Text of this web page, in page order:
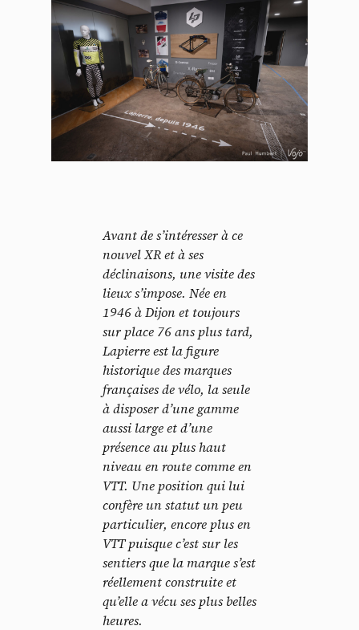
Avant de s’intéresser à ce
nouvel XR et à ses
déclinaisons, une visite des
lieux s’impose. Née en
1946 à Dijon et toujours
sur place 76 ans plus tard,
Lapierre est la figure
historique des marques
françaises de vélo, la seule
à disposer d’une gamme
aussi large et d’une
présence au plus haut
niveau en route comme en
VTT. Une position qui lui
confère un statut un peu
particulier, encore plus en
VTT puisque c’est sur les
sentiers que la marque s’est
réellement construite et
qu’elle a vécu ses plus belles
heures.